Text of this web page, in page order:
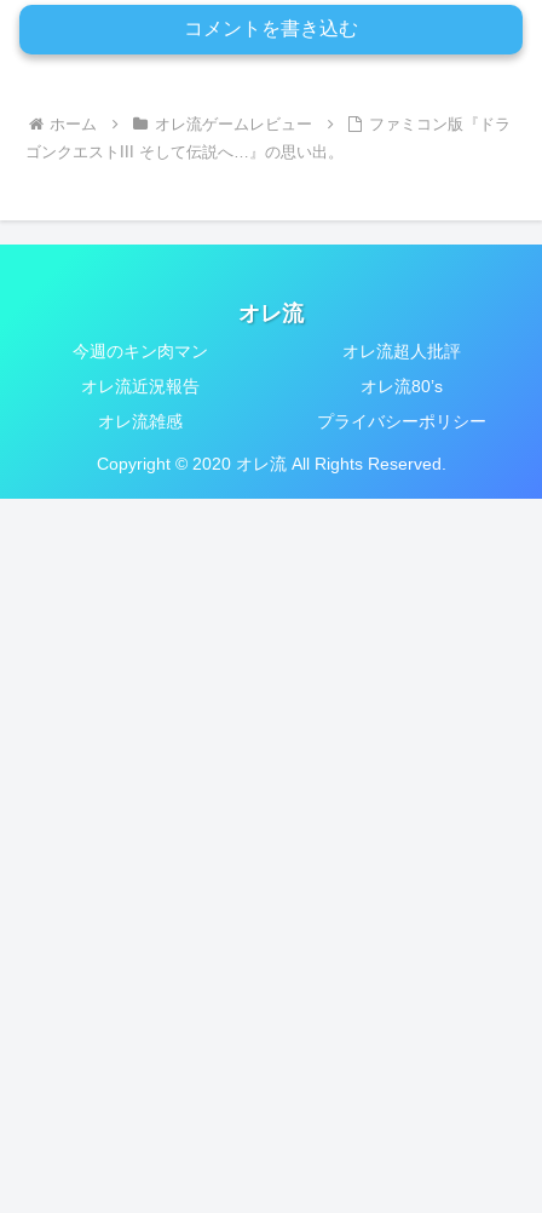
コメントを書き込む
ホーム オレ流ゲームレビュー
ファミコン版『ドラ
ゴンクエストIII そして伝説へ…』の思い出。
オレ流
今週のキン肉マン
オレ流超人批評
オレ流近況報告
オレ流80’s
オレ流雑感
プライバシーポリシー
Copyright © 2020 オレ流 All Rights Reserved.